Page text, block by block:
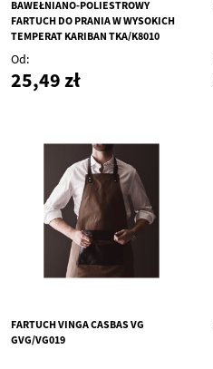
BAWEŁNIANO-POLIESTROWY
FARTUCH DO PRANIA W WYSOKICH
TEMPERAT KARIBAN TKA/K8010
Od
25,49 zł
FARTUCH VINGA CASBAS VG
GVG/VG019